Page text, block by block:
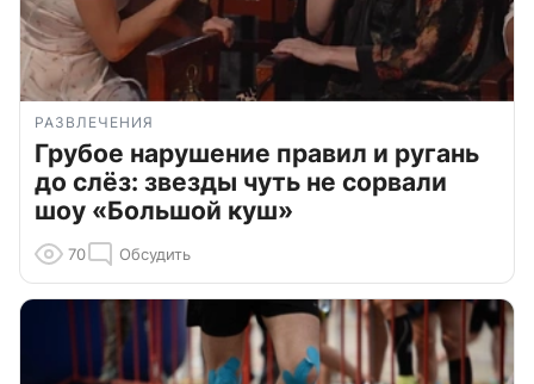
РАЗВЛЕЧЕНИЯ
Грубое нарушение правил и ругань
до слёз: звезды чуть не сорвали
шоу «Большой куш»
70 Обсудить